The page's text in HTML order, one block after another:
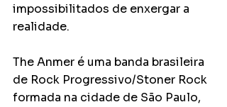
impossibilitados de enxergar a
realidade.
The Anmer é uma banda brasileira
de Rock Progressivo/Stoner Rock
formada na cidade de São Paulo,